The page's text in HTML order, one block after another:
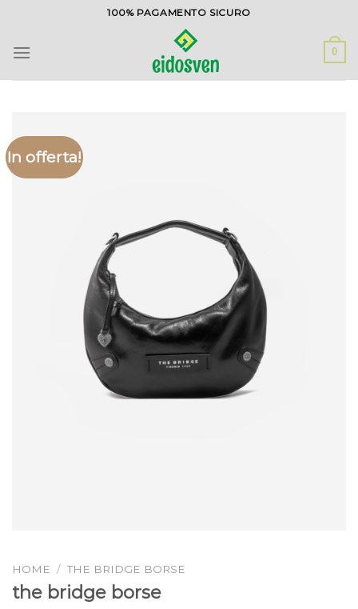
contenuti
100% PAGAMENTO SICURO
0
In offerta!
HOME / THE BRIDGE BORSE
the bridge borse